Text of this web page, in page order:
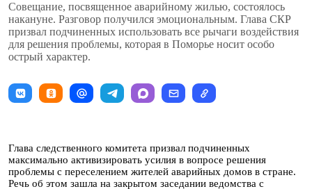
Совещание, посвященное аварийному жилью, состоялось
накануне. Разговор получился эмоциональным. Глава СКР
призвал подчиненных использовать все рычаги воздействия
для решения проблемы, которая в Поморье носит особо
острый характер.
Глава следственного комитета призвал подчиненных
максимально активизировать усилия в вопросе решения
проблемы с переселением жителей аварийных домов в стране.
Речь об этом зашла на закрытом заседании ведомства с